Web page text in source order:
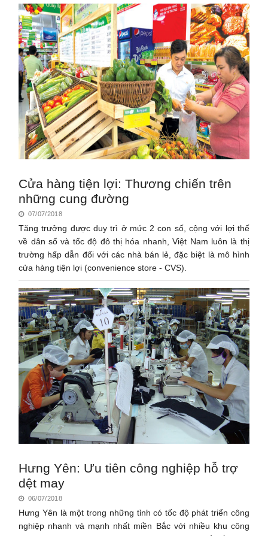
Cửa hàng tiện lợi: Thương chiến trên
những cung đường
07/07/2018
Tăng trưởng được duy trì ở mức 2 con số, cộng với lợi thế
về dân số và tốc độ đô thị hóa nhanh, Việt Nam luôn là thị
trường hấp dẫn đối với các nhà bán lẻ, đặc biệt là mô hình
cửa hàng tiện lợi (convenience store - CVS).
Hưng Yên: Ưu tiên công nghiệp hỗ trợ
dệt may
06/07/2018
Hưng Yên là một trong những tỉnh có tốc độ phát triển công
nghiệp nhanh và mạnh nhất miền Bắc với nhiều khu công